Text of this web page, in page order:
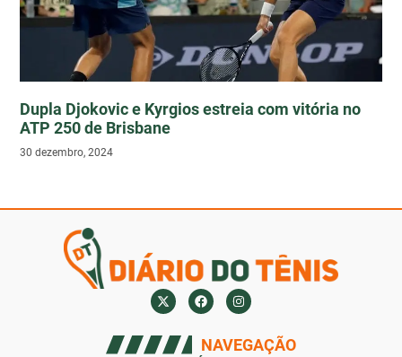
Dupla Djokovic e Kyrgios estreia com vitória no
ATP 250 de Brisbane
30 dezembro, 2024
NAVEGAÇÃO